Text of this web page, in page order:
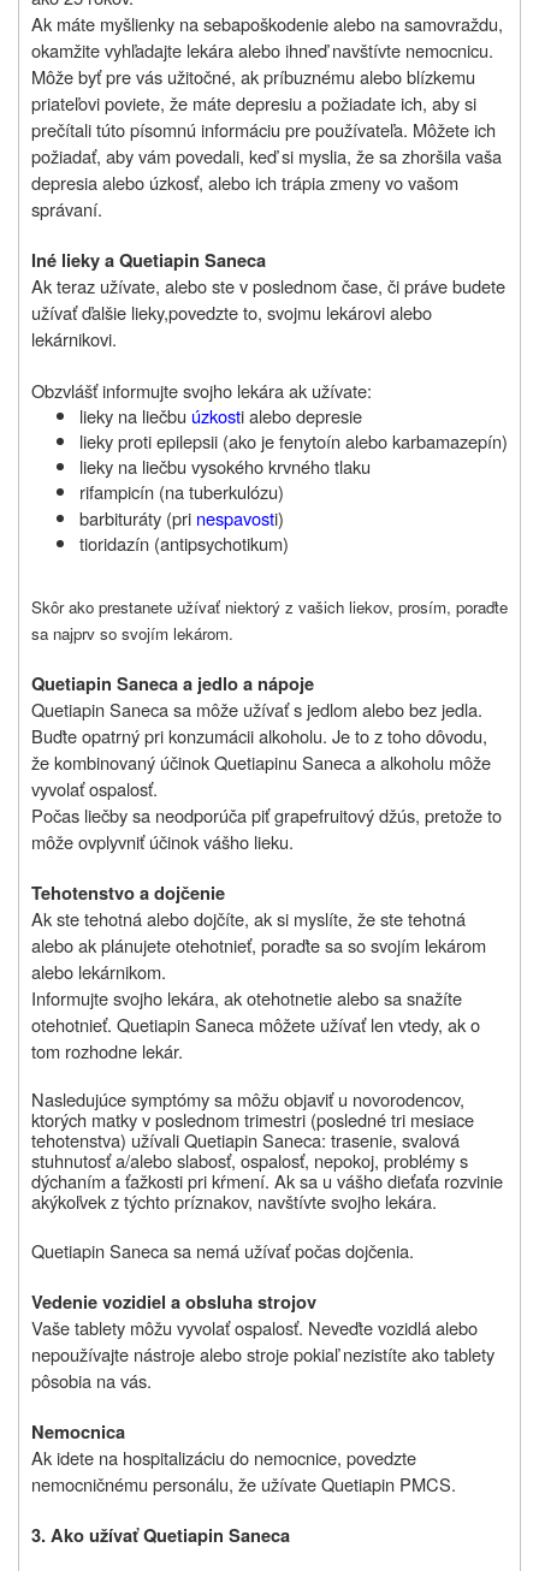
Ak máte myšlienky na sebapoškodenie alebo na samovraždu,
okamžite vyhľadajte lekára alebo ihneď navštívte nemocnicu.
Môže byť pre vás užitočné, ak príbuznému alebo blízkemu
priateľovi poviete, že máte depresiu a požiadate ich, aby si
prečítali túto písomnú informáciu pre používateľa. Môžete ich
požiadať, aby vám povedali, keď si myslia, že sa zhoršila vaša
depresia alebo úzkosť, alebo ich trápia zmeny vo vašom
správaní.
Iné lieky a Quetiapin Saneca
Ak teraz užívate, alebo ste v poslednom čase, či práve budete
užívať ďalšie lieky,povedzte to, svojmu lekárovi alebo
lekárnikovi.
Obzvlášť informujte svojho lekára ak užívate:
lieky na liečbu úzkosti alebo depresie
lieky proti epilepsii (ako je fenytoín alebo karbamazepín)
lieky na liečbu vysokého krvného tlaku
rifampicín (na tuberkulózu)
barbituráty (pri nespavosti)
tioridazín (antipsychotikum)
Skôr ako prestanete užívať niektorý z vašich liekov, prosím, poraďte
sa najprv so svojím lekárom.
Quetiapin Saneca a jedlo a nápoje
Quetiapin Saneca sa môže užívať s jedlom alebo bez jedla.
Buďte opatrný pri konzumácii alkoholu. Je to z toho dôvodu,
že kombinovaný účinok Quetiapinu Saneca a alkoholu môže
vyvolať ospalosť.
Počas liečby sa neodporúča piť grapefruitový džús, pretože to
môže ovplyvniť účinok vášho lieku.
Tehotenstvo a dojčenie
Ak ste tehotná alebo dojčíte, ak si myslíte, že ste tehotná
alebo ak plánujete otehotnieť, poraďte sa so svojím lekárom
alebo lekárnikom.
Informujte svojho lekára, ak otehotnetie alebo sa snažíte
otehotnieť. Quetiapin Saneca môžete užívať len vtedy, ak o
tom rozhodne lekár.
Nasledujúce symptómy sa môžu objaviť u novorodencov,
ktorých matky v poslednom trimestri (posledné tri mesiace
tehotenstva) užívali Quetiapin Saneca: trasenie, svalová
stuhnutosť a/alebo slabosť, ospalosť, nepokoj, problémy s
dýchaním a ťažkosti pri kŕmení. Ak sa u vášho dieťaťa rozvinie
akýkoľvek z týchto príznakov, navštívte svojho lekára.
Quetiapin Saneca sa nemá užívať počas dojčenia.
Vedenie vozidiel a obsluha strojov
Vaše tablety môžu vyvolať ospalosť. Neveďte vozidlá alebo
nepoužívajte nástroje alebo stroje pokiaľ nezistíte ako tablety
pôsobia na vás.
Nemocnica
Ak idete na hospitalizáciu do nemocnice, povedzte
nemocničnému personálu, že užívate Quetiapin PMCS.
3. Ako užívať Quetiapin Saneca